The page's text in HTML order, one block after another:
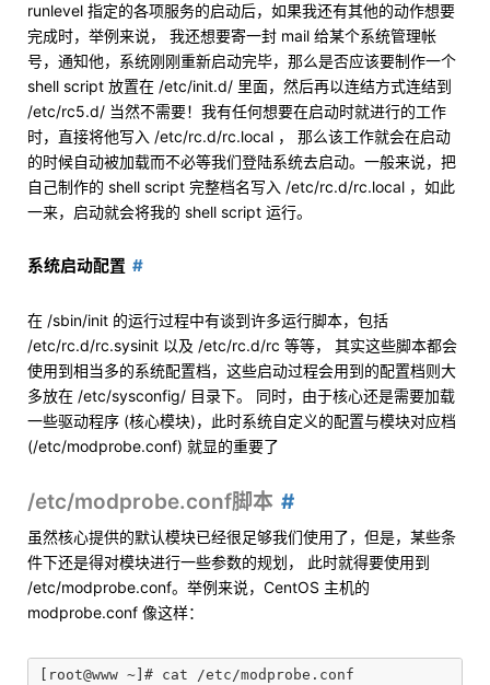
runlevel 指定的各项服务的启动后，如果我还有其他的动作想要
完成时，举例来说， 我还想要寄一封 mail 给某个系统管理帐
号，通知他，系统刚刚重新启动完毕，那么是否应该要制作一个
shell script 放置在 /etc/init.d/ 里面，然后再以连结方式连结到
/etc/rc5.d/ 当然不需要！我有任何想要在启动时就进行的工作
时，直接将他写入 /etc/rc.d/rc.local ， 那么该工作就会在启动
的时候自动被加载而不必等我们登陆系统去启动。一般来说，把
自己制作的 shell script 完整档名写入 /etc/rc.d/rc.local ，如此
一来，启动就会将我的 shell script 运行。
系统启动配置
在 /sbin/init 的运行过程中有谈到许多运行脚本，包括
/etc/rc.d/rc.sysinit 以及 /etc/rc.d/rc 等等， 其实这些脚本都会
使用到相当多的系统配置档，这些启动过程会用到的配置档则大
多放在 /etc/sysconfig/ 目录下。 同时，由于核心还是需要加载
一些驱动程序 (核心模块)，此时系统自定义的配置与模块对应档
(/etc/modprobe.conf) 就显的重要了
/etc/modprobe.conf脚本
虽然核心提供的默认模块已经很足够我们使用了，但是，某些条
件下还是得对模块进行一些参数的规划， 此时就得要使用到
/etc/modprobe.conf。举例来说，CentOS 主机的
modprobe.conf 像这样：
[root@www ~]# cat /etc/modprobe.conf